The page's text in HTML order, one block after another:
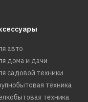
авто
дома и дачи
садовой техники
техника
техника